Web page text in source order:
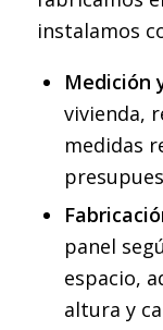
instalamos
Medición
vivienda,
medidas
panel
espacio,
altura y